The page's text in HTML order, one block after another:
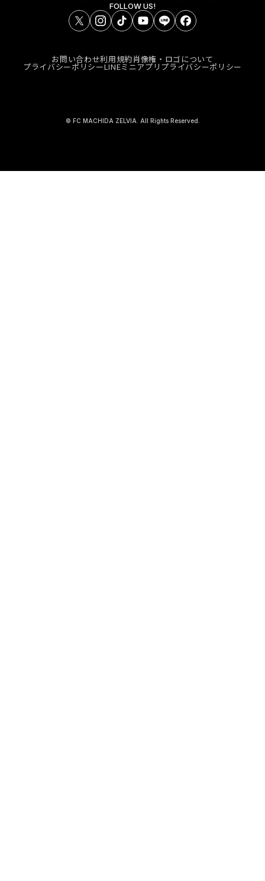
FOLLOW US!
お問い合わせ利用規約肖像権・ロゴについて
プライバシーポリシーLINEミニアプリプライバシーポリシー
© FC MACHIDA ZELVIA. All Rights Reserved.